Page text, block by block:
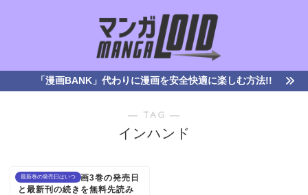
「漫画BANK」代わりに漫画を安全快適に楽しむ方法!!
― TAG ―
インハンド
最新巻の発売日はいつ
インハンド｜漫画3巻の発売日
と最新刊の続きを無料先読み